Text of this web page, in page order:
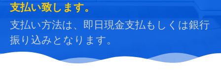
支払い致します。
支払い方法は、即日現金支払もしくは銀行
振り込みとなります。